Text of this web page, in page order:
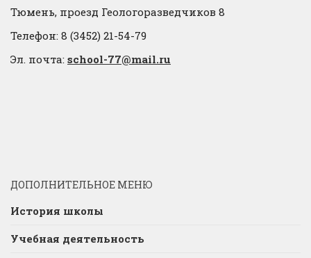
Тюмень, проезд Геологоразведчиков 8
Телефон: 8 (3452) 21-54-79
Эл. почта: school-77@mail.ru
ДОПОЛНИТЕЛЬНОЕ МЕНЮ
История школы
Учебная деятельность